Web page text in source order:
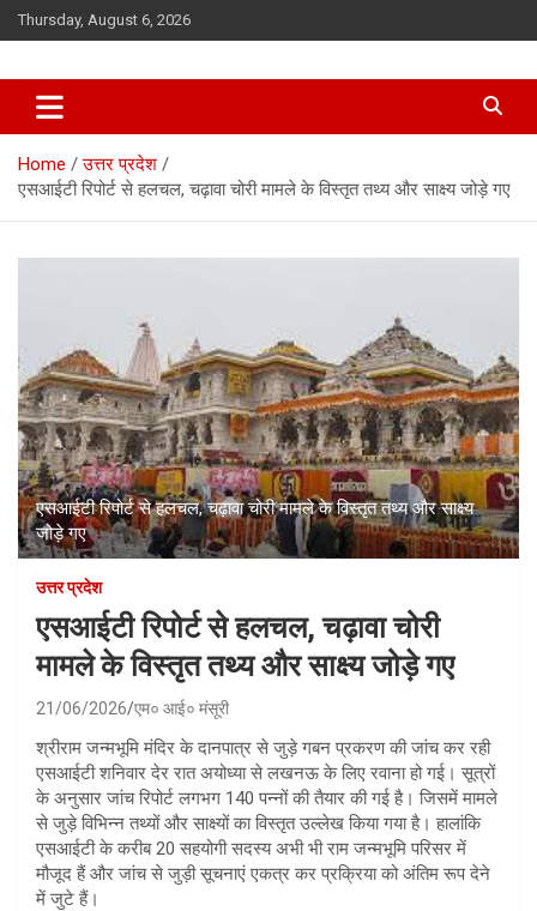
Skip
to
Thursday, August 6, 2026
Home
उत्तर प्रदेश
एसआईटी रिपोर्ट से हलचल, चढ़ावा चोरी मामले के विस्तृत तथ्य और साक्ष्य जोड़े गए
एसआईटी रिपोर्ट से हलचल, चढ़ावा चोरी मामले के विस्तृत तथ्य और साक्ष्य
जोड़े गए
उत्तर प्रदेश
एसआईटी रिपोर्ट से हलचल, चढ़ावा चोरी
मामले के विस्तृत तथ्य और साक्ष्य जोड़े गए
21/06/2026 एम० आई० मंसूरी
श्रीराम जन्मभूमि मंदिर के दानपात्र से जुड़े गबन प्रकरण की जांच कर रही
एसआईटी शनिवार देर रात अयोध्या से लखनऊ के लिए रवाना हो गई। सूत्रों
के अनुसार जांच रिपोर्ट लगभग 140 पन्नों की तैयार की गई है। जिसमें मामले
से जुड़े विभिन्न तथ्यों और साक्ष्यों का विस्तृत उल्लेख किया गया है। हालांकि
एसआईटी के करीब 20 सहयोगी सदस्य अभी भी राम जन्मभूमि परिसर में
मौजूद हैं और जांच से जुड़ी सूचनाएं एकत्र कर प्रक्रिया को अंतिम रूप देने
में जुटे हैं।